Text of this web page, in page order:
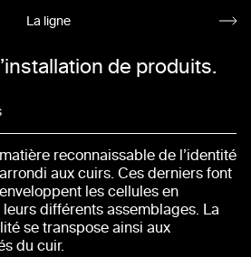
La ligne
de produits.
reconnaissable de l’identité
aux cuirs. Ces derniers font
les cellules en
différents assemblages. La
se transpose ainsi aux
du cuir.